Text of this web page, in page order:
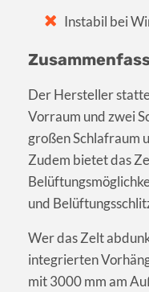
Instabil bei
Der Hersteller
Vorraum und zwei
großen Schlafraum
Zudem bietet das
und
Wer das Zelt
integrierten
mit 3000 mm am